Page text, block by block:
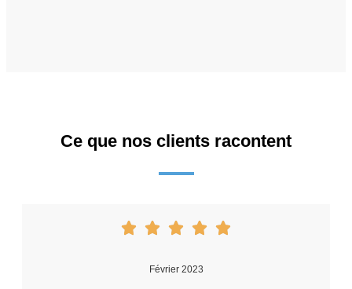
Ce que nos clients racontent
Février 2023